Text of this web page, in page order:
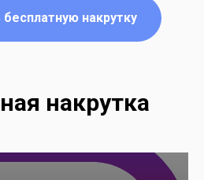
накрутку
накрутка